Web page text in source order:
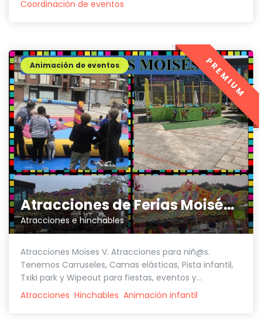
Coordinación de eventos
Atracciones de Ferias Moisés V
Atracciones e hinchables
Animación de eventos
Atracciones Moises V. Atracciones para niñ@s.
Tenemos Carruseles, Camas elásticas, Pista infantil,
Txiki park y Wipeout para fiestas, eventos y...
Atracciones Hinchables Animación infantil
PREMIUM